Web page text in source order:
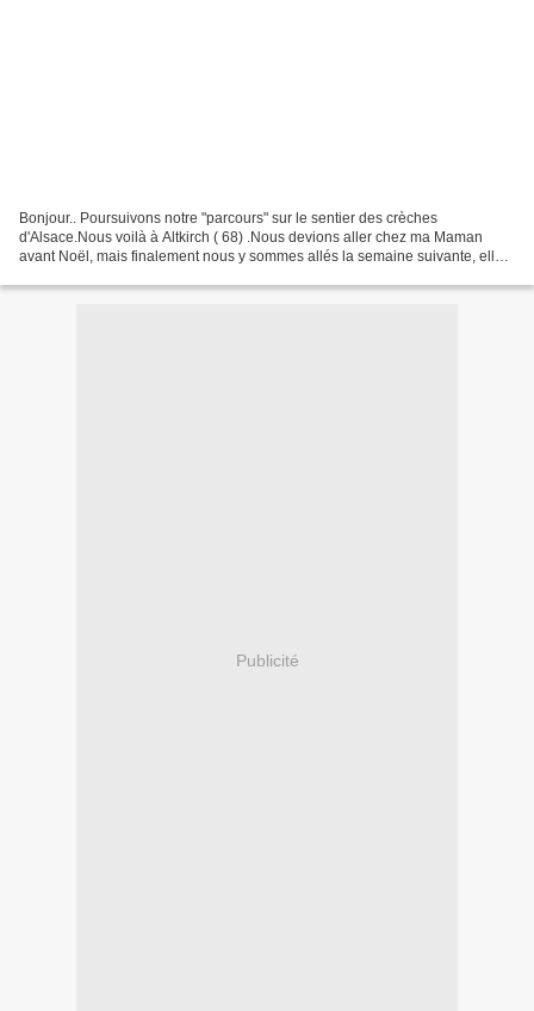
Bonjour.. Poursuivons notre "parcours" sur le sentier des crèches
d'Alsace.Nous voilà à Altkirch ( 68) .Nous devions aller chez ma Maman
avant Noël, mais finalement nous y sommes allés la semaine suivante, elle
Publicité